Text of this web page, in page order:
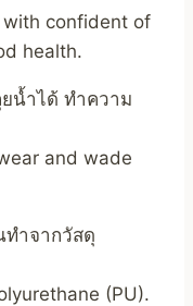
with confident of
health.
ยน้ำได้ ทำความ
and wade
ำจากวัสดุ
(PU).